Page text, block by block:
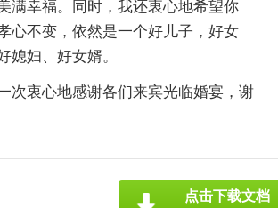
满幸福。同时，我还衷心地希望你
心不变，依然是一个好儿子，好女
媳妇、好女婿。
次衷心地感谢各们来宾光临婚宴，谢
点击下载文档